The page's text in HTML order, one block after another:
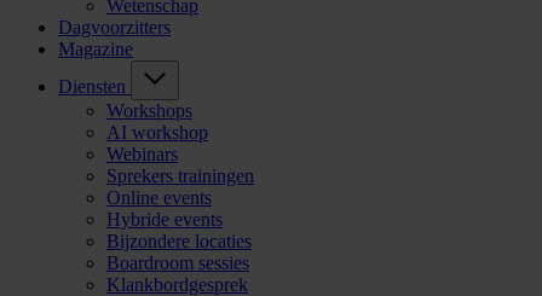
Wetenschap
Dagvoorzitters
Magazine
Diensten
Workshops
AI workshop
Webinars
Sprekers trainingen
Online events
Hybride events
Bijzondere locaties
Boardroom sessies
Klankbordgesprek